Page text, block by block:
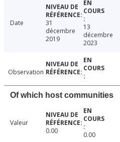
Date
31
décembre
2019
13
décembre
2023
Observation
Of which host communities
Valeur
0.00
0.00